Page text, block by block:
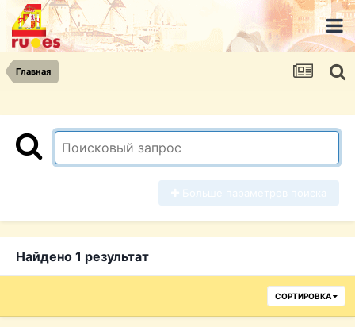
Главная
Найдено 1 результат
СОРТИРОВКА